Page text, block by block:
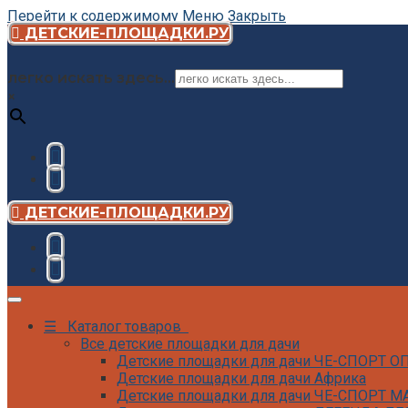
Перейти к содержимому Меню Закрыть
ДЕТСКИЕ-ПЛОЩАДКИ.РУ
легко искать здесь...
×
ДЕТСКИЕ-ПЛОЩАДКИ.РУ
☰ Каталог товаров
Все детские площадки для дачи
Детские площадки для дачи ЧЕ-СПОРТ
Детские площадки для дачи Африка
Детские площадки для дачи ЧЕ-СПОРТ